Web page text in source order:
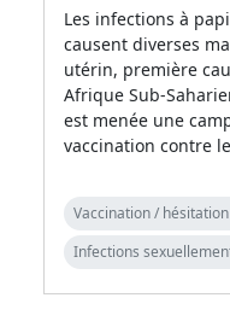
Les infections à
causent diverses
utérin, première
Afrique Sub-
est menée une
vaccination contre
Vaccination /
Infections